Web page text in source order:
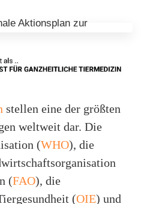
stellen eine der größten
weltweit dar. Die
(WHO), die
(FAO), die
(OIE) und